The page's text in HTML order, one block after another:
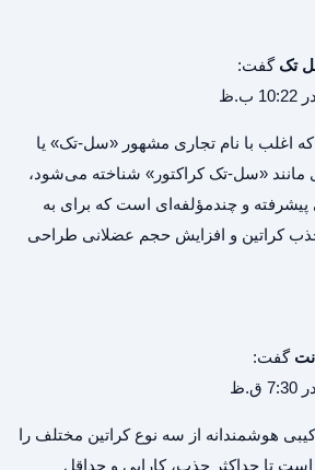
تک گفت:
که اغلب با نام تجاری مشهور «سل-تک» یا
مانند «سل-تک کراکتور» شناخته می‌شود،
پیشرفته و چندمؤلفه‌ای است که برای به
کراتین و افزایش حجم عضلانی طراحی
گفت:
هوشمندانه از سه نوع کراتین مختلف را
تا حداکثر جذب، کارایی و حداقل